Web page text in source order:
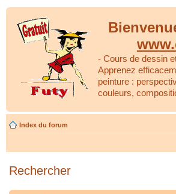
- Cours de dessin
Apprenez
peinture :
couleurs,
Index du forum
Rechercher